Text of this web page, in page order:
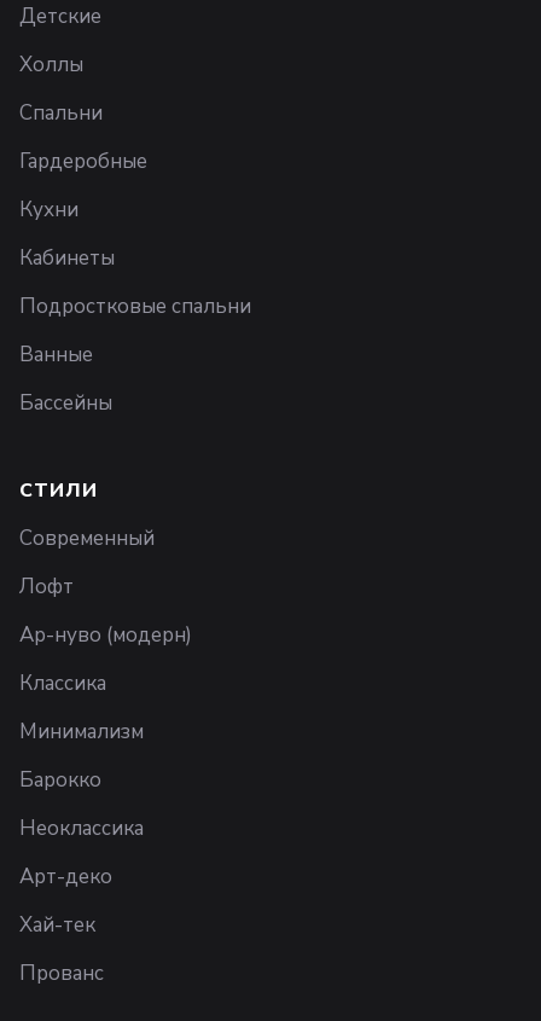
Детские
Холлы
Спальни
Гардеробные
Кухни
Кабинеты
Подростковые спальни
Ванные
Бассейны
СТИЛИ
Современный
Лофт
Ар-нуво (модерн)
Классика
Минимализм
Барокко
Неоклассика
Арт-деко
Хай-тек
Прованс